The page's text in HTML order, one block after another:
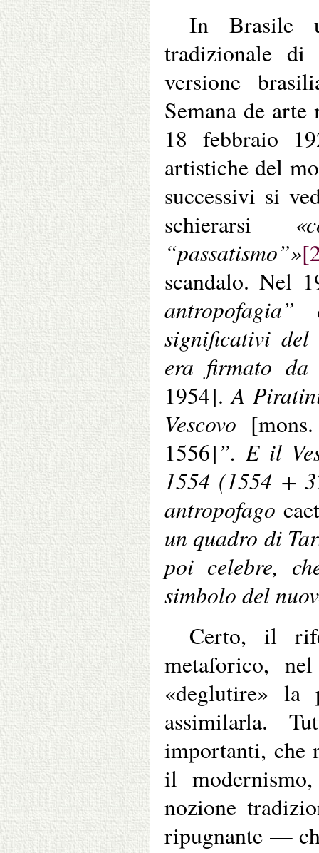
In Brasile
tradizionale di
versione
Semana de
18 febbraio
artistiche del
successivi si
schierarsi
“passatismo”»
scandalo. Nel
significativi
era firmato
1954].A
Vescovo
1556]”. E il
1554 (1554 +
antropofago
un quadro di
poi celebre,
simbolo del
Certo, il
metaforico,
«deglutire» la
assimilarla.
importanti, che
il
nozione
ripugnante —